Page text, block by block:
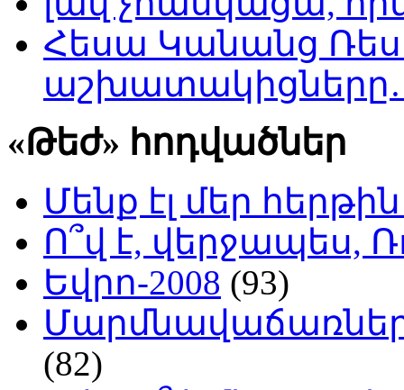
Հեսա Կանանց
«Թեժ» հոդվածներ
Մենք էլ մեր
Ո՞վ է, վերջապես,
Եվրո-2008 (93)
Մարմնավաճառներ
(82)